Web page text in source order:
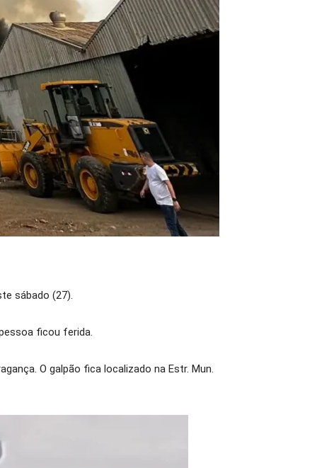
sábado (27).
ficou ferida.
O galpão fica localizado na Estr. Mun.